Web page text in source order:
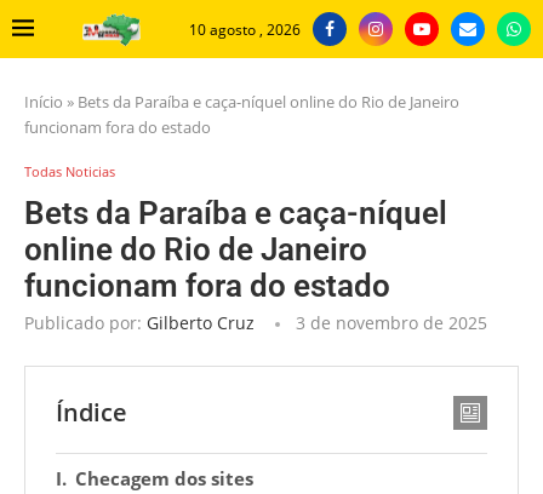
10 agosto , 2026
Início » Bets da Paraíba e caça-níquel online do Rio de Janeiro
funcionam fora do estado
Todas Noticias
Bets da Paraíba e caça-níquel
online do Rio de Janeiro
funcionam fora do estado
Publicado por: Gilberto Cruz 3 de novembro de 2025
Índice
Checagem dos sites